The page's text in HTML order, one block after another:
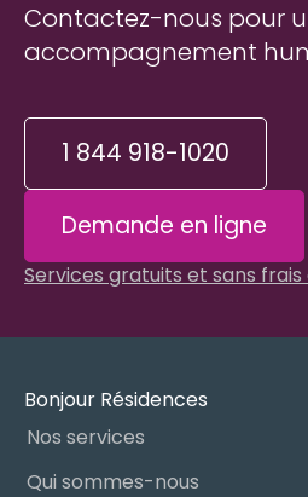
Contactez-nous pour
accompagnement
1 844 918-1020
Demande en ligne
Services gratuits et sans
Bonjour Résidences
Nos services
Qui sommes-nous